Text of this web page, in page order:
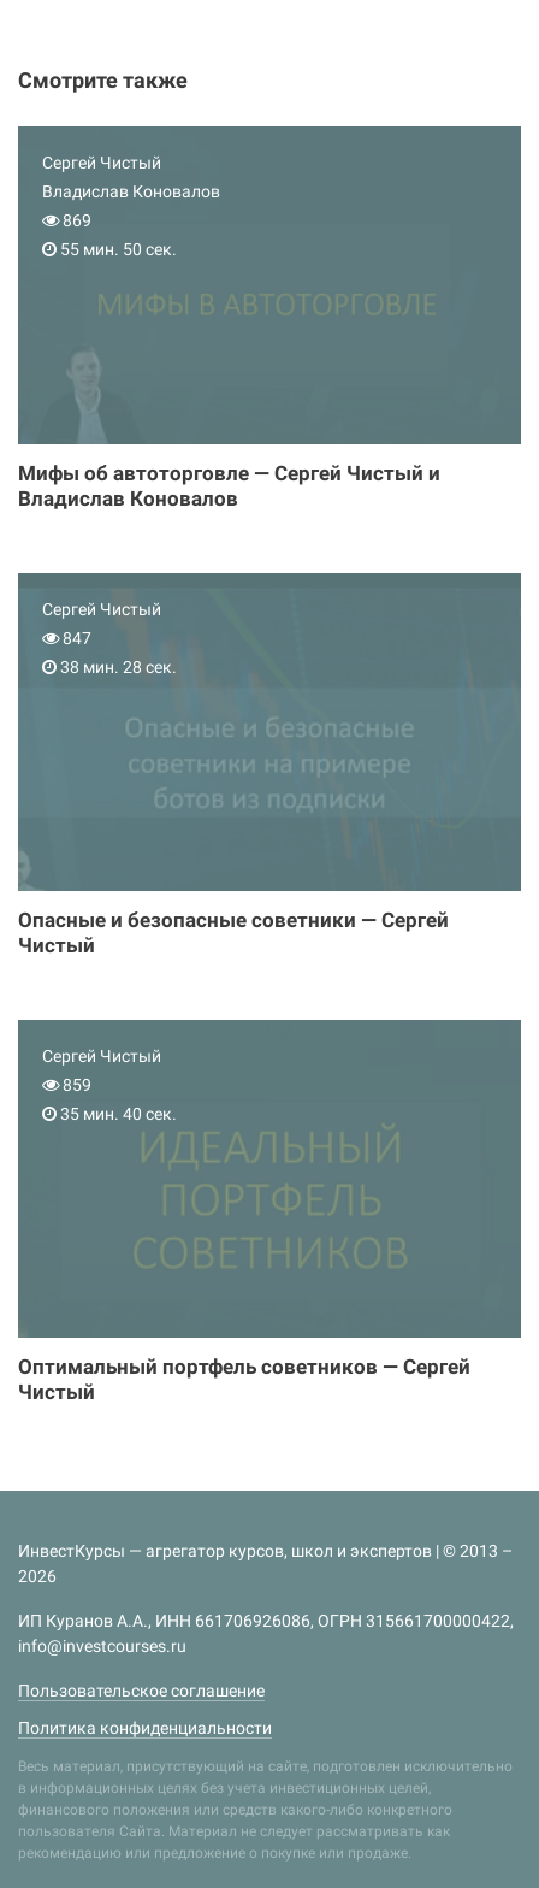
Смотрите также
Сергей Чистый
Владислав Коновалов
869
55 мин. 50 сек.
Мифы об автоторговле — Сергей Чистый и
Владислав Коновалов
Сергей Чистый
847
38 мин. 28 сек.
Опасные и безопасные советники — Сергей
Чистый
Сергей Чистый
859
35 мин. 40 сек.
Оптимальный портфель советников — Сергей
Чистый
ИнвестКурсы — агрегатор курсов, школ и экспертов | © 2013 –
2026
ИП Куранов А.А., ИНН 661706926086, ОГРН 315661700000422,
info@investcourses.ru
Пользовательское соглашение
Политика конфиденциальности
Весь материал, присутствующий на сайте, подготовлен исключительно
в информационных целях без учета инвестиционных целей,
финансового положения или средств какого-либо конкретного
пользователя Сайта. Материал не следует рассматривать как
рекомендацию или предложение о покупке или продаже.